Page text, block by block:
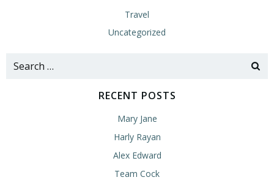
Travel
Uncategorized
Search
RECENT POSTS
Mary Jane
Harly Rayan
Alex Edward
Team Cock